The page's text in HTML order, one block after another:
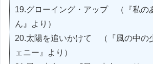
19.グローイング・アップ （『私の
ん』より）
20.太陽を追いかけて （『風の中
ェニー』より）